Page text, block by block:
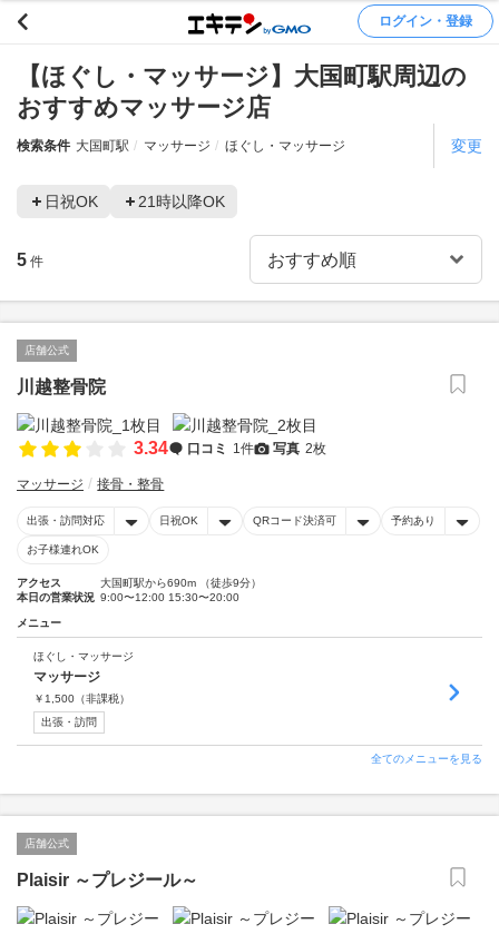
ログイン・登録
【ほぐし・マッサージ】大国町駅周辺の
おすすめマッサージ店
検索条件 大国町駅 マッサージ ほぐし・マッサージ 変更
日祝OK 21時以降OK
5 件
店舗公式
川越整骨院
3.34 口コミ 1件 写真 2枚
マッサージ 接骨・整骨
出張・訪問対応 日祝OK QRコード決済可 予約あり
お子様連れOK
アクセス
大国町駅から690m （徒歩9分）
本日の営業状況 9:00〜12:00 15:30〜20:00
メニュー
ほぐし・マッサージ
マッサージ
￥ 1,500 （非課税）
出張・訪問
全てのメニューを見る
店舗公式
Plaisir ～プレジール～